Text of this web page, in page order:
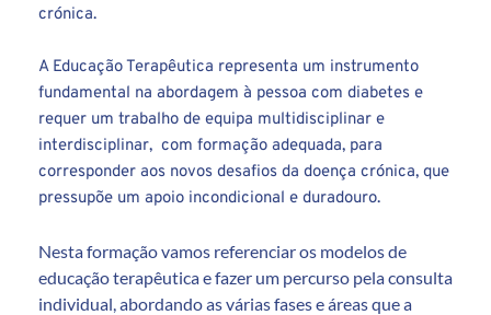
crónica.
A Educação Terapêutica representa um instrumento
fundamental na abordagem à pessoa com diabetes e
requer um trabalho de equipa multidisciplinar e
interdisciplinar,  com formação adequada, para
corresponder aos novos desafios da doença crónica, que
pressupõe um apoio incondicional e duradouro.
Nesta formação vamos referenciar os modelos de
educação terapêutica e fazer um percurso pela consulta
individual, abordando as várias fases e áreas que a